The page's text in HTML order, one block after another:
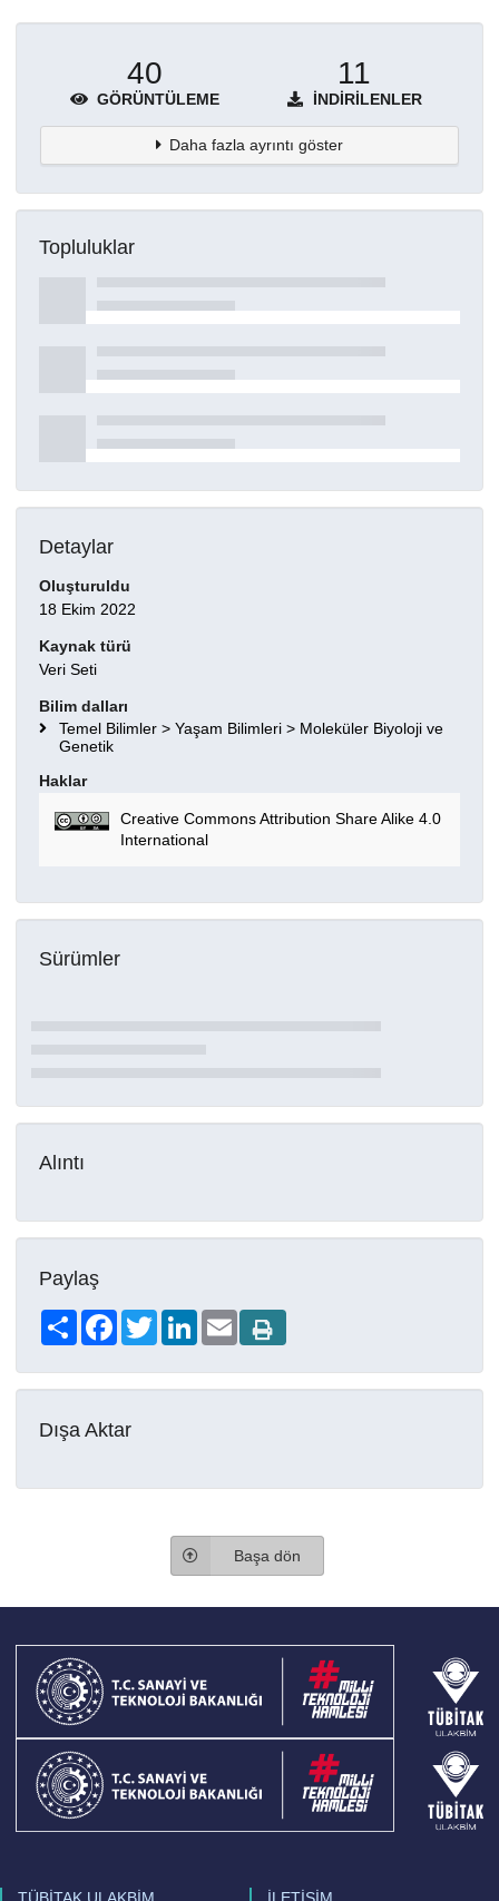
40
GÖRÜNTÜLEME
11
İNDIRILENLER
Daha fazla ayrıntı göster
Topluluklar
Detaylar
Oluşturuldu
18 Ekim 2022
Kaynak türü
Veri Seti
Bilim dalları
Temel Bilimler > Yaşam Bilimleri > Moleküler Biyoloji ve
Genetik
Haklar
Creative Commons Attribution Share Alike 4.0
International
Sürümler
Alıntı
Paylaş
Share FacebookTwitterLinkedIn
Email
Dışa Aktar
Başa dön